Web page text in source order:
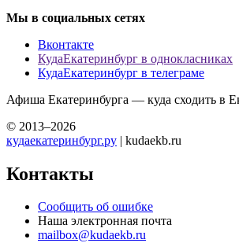
Мы в социальных сетях
Вконтакте
КудаЕкатеринбург в однокласниках
КудаЕкатеринбург в телеграме
Афиша Екатеринбурга — куда сходить в
© 2013–2026
кудаекатеринбург.ру | kudaekb.ru
Контакты
Сообщить об ошибке
Наша электронная почта
mailbox@kudaekb.ru